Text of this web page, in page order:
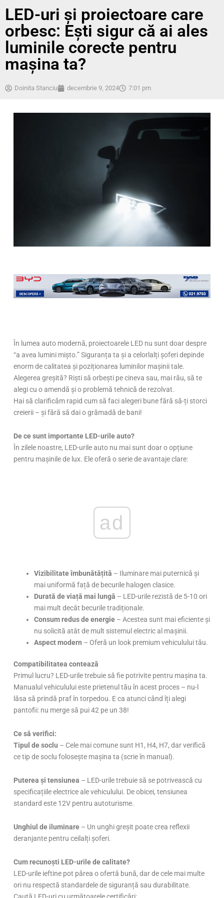
LED-uri și proiectoare care
orbesc: Ești sigur că ai ales
luminile corecte pentru
mașina ta?
Doinita Stanciu decembrie 9, 2024 7:01 pm
În lumea auto modernă, proiectoarele LED nu sunt doar despre
“a avea lumini mișto.” Siguranța ta și a celorlalți șoferi depinde
enorm de calitatea și poziționarea luminilor mașinii tale.
Alegerea greșită? Riști să orbești pe cineva sau, mai rău, să te
alegi cu o amendă și o problemă tehnică de rezolvat.
Hai să clarificăm rapid cum să faci alegeri bune fără să-ți storci
creierii – și fără să dai o grămadă de bani!
De ce sunt importante LED-urile auto?
În zilele noastre, LED-urile auto nu mai sunt doar o opțiune
pentru mașinile de lux. Ele oferă o serie de avantaje clare:
ad
Vizibilitate îmbunătățită – Iluminare mai puternică și
mai uniformă față de becurile halogen clasice.
Durată de viață mai lungă – LED-urile rezistă de 5-10 ori
mai mult decât becurile tradiționale.
Consum redus de energie – Acestea sunt mai eficiente și
nu solicită atât de mult sistemul electric al mașinii.
Aspect modern – Oferă un look premium vehiculului tău.
Compatibilitatea contează
Primul lucru? LED-urile trebuie să fie potrivite pentru mașina ta.
Manualul vehiculului este prietenul tău în acest proces – nu-l
lăsa să prindă praf în torpedou. E ca atunci când îți alegi
pantofii: nu merge să pui 42 pe un 38!
Ce să verifici:
Tipul de soclu – Cele mai comune sunt H1, H4, H7, dar verifică
ce tip de soclu folosește mașina ta (scrie în manual).
Puterea și tensiunea – LED-urile trebuie să se potrivească cu
specificațiile electrice ale vehiculului. De obicei, tensiunea
standard este 12V pentru autoturisme.
Unghiul de iluminare – Un unghi greșit poate crea reflexii
deranjante pentru ceilalți șoferi.
Cum recunoști LED-urile de calitate?
LED-urile ieftine pot părea o ofertă bună, dar de cele mai multe
ori nu respectă standardele de siguranță sau durabilitate.